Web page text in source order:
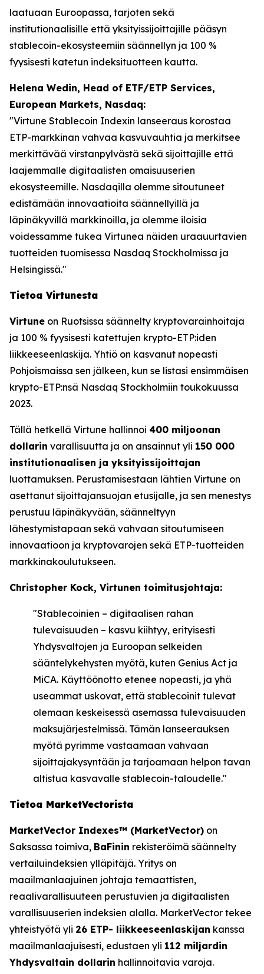
laatuaan Euroopassa, tarjoten sekä
institutionaalisille että yksityissijoittajille pääsyn
stablecoin-ekosysteemiin säännellyn ja 100 %
fyysisesti katetun indeksituotteen kautta.
Helena Wedin, Head of ETF/ETP Services,
European Markets, Nasdaq:
"Virtune Stablecoin Indexin lanseeraus korostaa
ETP-markkinan vahvaa kasvuvauhtia ja merkitsee
merkittävää virstanpylvästä sekä sijoittajille että
laajemmalle digitaalisten omaisuuserien
ekosysteemille. Nasdaqilla olemme sitoutuneet
edistämään innovaatioita säännellyillä ja
läpinäkyvillä markkinoilla, ja olemme iloisia
voidessamme tukea Virtunea näiden uraauurtavien
tuotteiden tuomisessa Nasdaq Stockholmissa ja
Helsingissä."
Tietoa Virtunesta
Virtune on Ruotsissa säännelty kryptovarainhoitaja
ja 100 % fyysisesti katettujen krypto-ETP:iden
liikkeeseenlaskija. Yhtiö on kasvanut nopeasti
Pohjoismaissa sen jälkeen, kun se listasi ensimmäisen
krypto-ETP:nsä Nasdaq Stockholmiin toukokuussa
2023.
Tällä hetkellä Virtune hallinnoi 400 miljoonan
dollarin varallisuutta ja on ansainnut yli 150 000
institutionaalisen ja yksityissijoittajan
luottamuksen. Perustamisestaan lähtien Virtune on
asettanut sijoittajansuojan etusijalle, ja sen menestys
perustuu läpinäkyvään, säänneltyyn
lähestymistapaan sekä vahvaan sitoutumiseen
innovaatioon ja kryptovarojen sekä ETP-tuotteiden
markkinakoulutukseen.
Christopher Kock, Virtunen toimitusjohtaja:
"Stablecoinien – digitaalisen rahan
tulevaisuuden – kasvu kiihtyy, erityisesti
Yhdysvaltojen ja Euroopan selkeiden
sääntelykehysten myötä, kuten Genius Act ja
MiCA. Käyttöönotto etenee nopeasti, ja yhä
useammat uskovat, että stablecoinit tulevat
olemaan keskeisessä asemassa tulevaisuuden
maksujärjestelmissä. Tämän lanseerauksen
myötä pyrimme vastaamaan vahvaan
sijoittajakysyntään ja tarjoamaan helpon tavan
altistua kasvavalle stablecoin-taloudelle."
Tietoa MarketVectorista
MarketVector Indexes™ (MarketVector) on
Saksassa toimiva, BaFinin rekisteröimä säännelty
vertailuindeksien ylläpitäjä. Yritys on
maailmanlaajuinen johtaja temaattisten,
reaalivarallisuuteen perustuvien ja digitaalisten
varallisuuserien indeksien alalla. MarketVector tekee
yhteistyötä yli 26 ETP- liikkeeseenlaskijan kanssa
maailmanlaajuisesti, edustaen yli 112 miljardin
Yhdysvaltain dollarin hallinnoitavia varoja.